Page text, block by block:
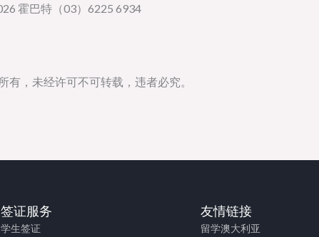
霍巴特（03）6225 6934
，未经许可不可转载，违者必究。
签证服务
学生签证
友情链接
留学澳大利亚